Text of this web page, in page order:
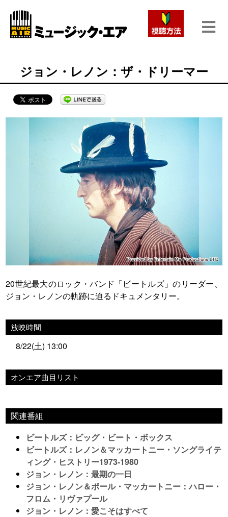
ジョン・レノン：ザ・ドリーマー
20世紀最大のロック・バンド「ビートルズ」のリーダー、
ジョン・レノンの軌跡に迫るドキュメンタリー。
放映時間
8/22(土) 13:00
オンエア曲目リスト
関連番組
ビートルズ：ビッグ・ビート・ボックス
ビートルズ：レノン＆マッカートニー・ソングライテ
ィング・ヒストリー1973-1980
ジョン・レノン：最期の一日
ジョン・レノン＆ポール・マッカートニー：ハロー・
フロム・リヴァプール
ジョン・レノン：愛こそはすべて